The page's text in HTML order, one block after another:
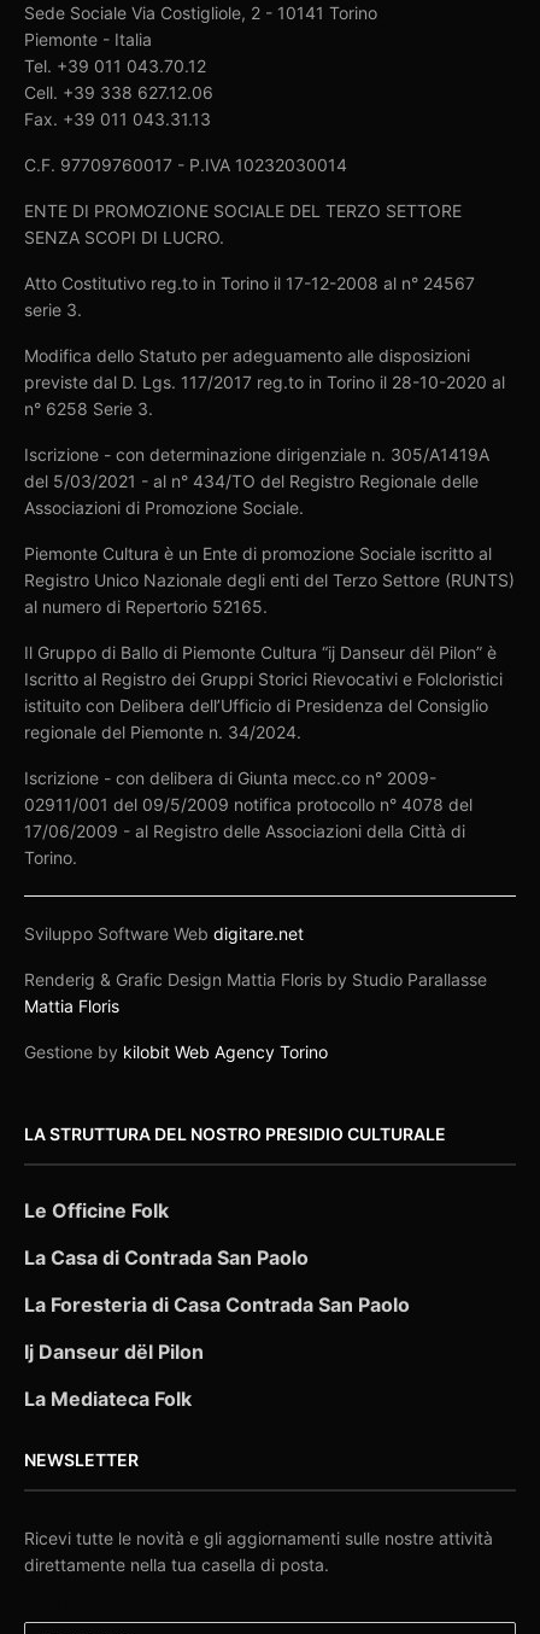
Sede Sociale Via Costigliole, 2 - 10141 Torino
Piemonte - Italia
Tel. +39 011 043.70.12
Cell. +39 338 627.12.06
Fax. +39 011 043.31.13
C.F. 97709760017 - P.IVA 10232030014
ENTE DI PROMOZIONE SOCIALE DEL TERZO SETTORE
SENZA SCOPI DI LUCRO.
Atto Costitutivo reg.to in Torino il 17-12-2008 al n° 24567
serie 3.
Modifica dello Statuto per adeguamento alle disposizioni
previste dal D. Lgs. 117/2017 reg.to in Torino il 28-10-2020 al
n° 6258 Serie 3.
Iscrizione - con determinazione dirigenziale n. 305/A1419A
del 5/03/2021 - al n° 434/TO del Registro Regionale delle
Associazioni di Promozione Sociale.
Piemonte Cultura è un Ente di promozione Sociale iscritto al
Registro Unico Nazionale degli enti del Terzo Settore (RUNTS)
al numero di Repertorio 52165.
Il Gruppo di Ballo di Piemonte Cultura “ij Danseur dël Pilon” è
Iscritto al Registro dei Gruppi Storici Rievocativi e Folcloristici
istituito con Delibera dell’Ufficio di Presidenza del Consiglio
regionale del Piemonte n. 34/2024.
Iscrizione - con delibera di Giunta mecc.co n° 2009-
02911/001 del 09/5/2009 notifica protocollo n° 4078 del
17/06/2009 - al Registro delle Associazioni della Città di
Torino.
Sviluppo Software Webdigitare.net
Renderig & Grafic Design Mattia Floris by Studio Parallasse
Mattia Floris
Gestione by kilobit Web Agency Torino
LA STRUTTURA DEL NOSTRO PRESIDIO CULTURALE
Le Officine Folk
La Casa di Contrada San Paolo
La Foresteria di Casa Contrada San Paolo
Ij Danseur dël Pilon
La Mediateca Folk
NEWSLETTER
Ricevi tutte le novità e gli aggiornamenti sulle nostre attività
direttamente nella tua casella di posta.